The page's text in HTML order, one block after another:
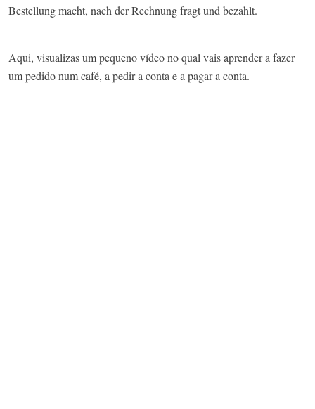
Bestellung macht, nach der Rechnung fragt und bezahlt.​
Aqui, visualizas um pequeno vídeo no qual vais aprender a fazer
um pedido num café, a pedir a conta e a pagar a conta.